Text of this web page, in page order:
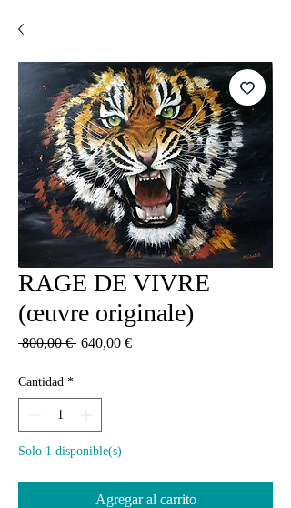
RAGE DE VIVRE
(œuvre originale)
800,00 € Precio
640,00 €Precio
Cantidad *
Solo 1 disponible(s)
Agregar al carrito